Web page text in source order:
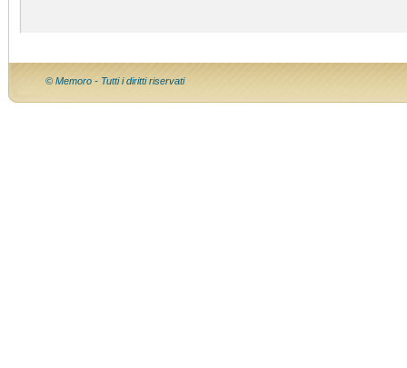
© Memoro - Tutti i diritti riservati